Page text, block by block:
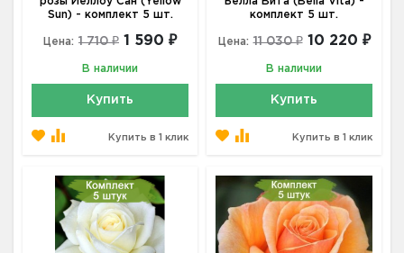
Sun) - комплект 5 шт.
Цена: 1 710 ₽ 1 590 ₽
В наличии
Купить
Купить в 1 клик
комплект 5 шт.
Цена: 11 030 ₽ 10 220 ₽
В наличии
Купить
Купить в 1 клик